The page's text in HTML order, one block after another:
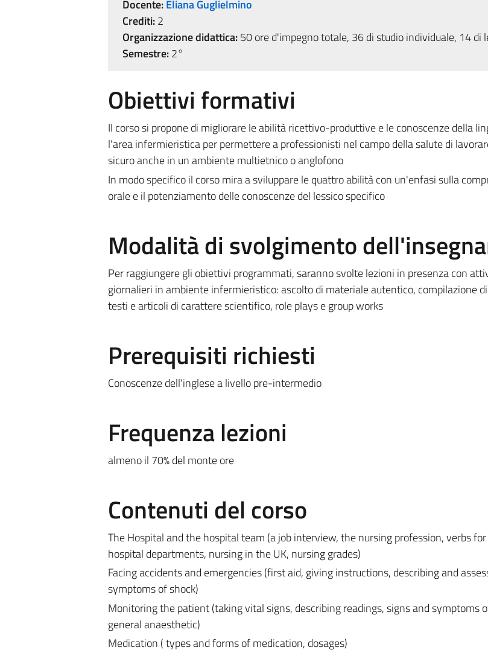
Docente:Eliana Guglielmino
Crediti:2
Organizzazione didattica:50 ore d'impegno totale, 36 di studio individuale, 14 di
Semestre:2°
Obiettivi formativi
Il corso si propone di migliorare le abilità ricettivo-produttive e le conoscenze della
l'area infermieristica per permettere a professionisti nel campo della salute di
sicuro anche in un ambiente multietnico o anglofono
In modo specifico il corso mira a sviluppare le quattro abilità con un'enfasi sulla
orale e il potenziamento delle conoscenze del lessico specifico
Modalità di svolgimento
Per raggiungere gli obiettivi programmati, saranno svolte lezioni in presenza con
giornalieri in ambiente infermieristico: ascolto di materiale autentico, compilazione
testi e articoli di carattere scientifico, role plays e group works
Prerequisiti richiesti
Conoscenze dell'inglese a livello pre-intermedio
Frequenza lezioni
almeno il 70% del monte ore
Contenuti del corso
The Hospital and the hospital team (a job interview, the nursing profession, verbs
hospital departments, nursing in the UK, nursing grades)
Facing accidents and emergencies (first aid, giving instructions, describing and
symptoms of shock)
Monitoring the patient (taking vital signs, describing readings, signs and symptoms
general anaesthetic)
Medication ( types and forms of medication, dosages)